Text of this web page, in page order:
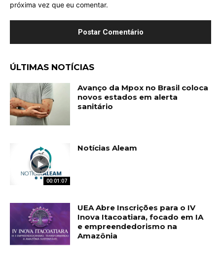
próxima vez que eu comentar.
ÚLTIMAS NOTÍCIAS
Avanço da Mpox no Brasil coloca
novos estados em alerta
sanitário
00:01:07
Notícias Aleam
UEA Abre Inscrições para o IV
Inova Itacoatiara, focado em IA
e empreendedorismo na
Amazônia